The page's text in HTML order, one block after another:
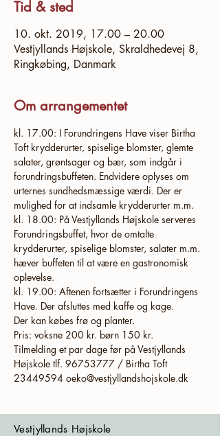
Tid & sted
10. okt. 2019, 17.00 – 20.00
Vestjyllands Højskole, Skraldhedevej 8,
Ringkøbing, Danmark
Om arrangementet
kl. 17.00: I Forundringens Have viser Birtha
Toft krydderurter, spiselige blomster, glemte
salater, grøntsager og bær, som indgår i
forundringsbuffeten. Endvidere oplyses om
urternes sundhedsmæssige værdi. Der er
kl. 18.00: På Vestjyllands Højskole serveres
Forundringsbuffet, hvor de omtalte
krydderurter, spiselige blomster, salater m.m.
hæver buffeten til at være en gastronomisk
kl. 19.00: Aftenen fortsætter i Forundringens
Tilmelding et par dage før på Vestjyllands
Højskole tlf. 96753777 / Birtha Toft
Vestjyllands Højskole